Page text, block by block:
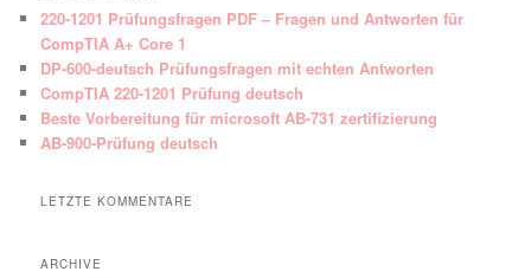
220-1201 Prüfungsfragen PDF – Fragen und Antworten für
CompTIA A+ Core 1
DP-600-deutsch Prüfungsfragen mit echten Antworten
CompTIA 220-1201 Prüfung deutsch
Beste Vorbereitung für microsoft AB-731 zertifizierung
AB-900-Prüfung deutsch
LETZTE KOMMENTARE
ARCHIVE